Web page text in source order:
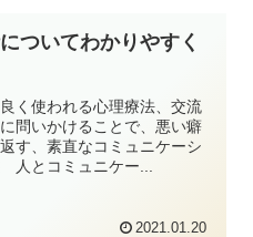
ついてわかりやすく
く使われる心理療法、交流
問いかけることで、悪い癖
す、素直なコミュニケーシ
人とコミュニケー...
2021.01.20